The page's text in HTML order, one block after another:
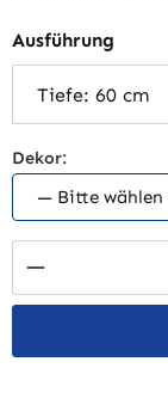
Ausführung
Dekor:
Produkt